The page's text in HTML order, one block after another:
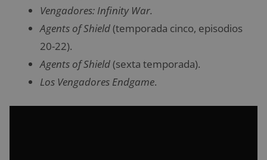
Vengadores: Infinity War.
Agents of Shield(temporada cinco, episodios
20-22).
Agents of Shield(sexta temporada).
Los Vengadores Endgame.